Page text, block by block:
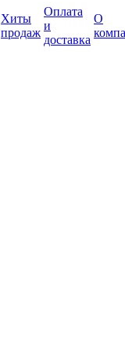
Хиты
продаж
Оплата
и
доставка
О